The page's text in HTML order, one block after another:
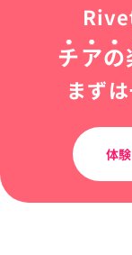
チアの
まず
体